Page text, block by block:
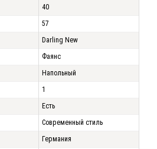
40
57
Darling New
Фаянс
Напольный
1
Есть
Современный стиль
Германия